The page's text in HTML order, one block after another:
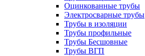
Оцинкованные трубы
Электросварные трубы
Трубы в изоляции
Трубы профильные
Трубы Бесшовные
Трубы ВГП